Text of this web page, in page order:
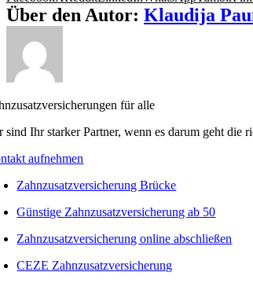
Über den Autor: Klaudija
für alle
sind Ihr starker Partner, wenn es darum geht die
aufnehmen
Zahnzusatzversicherung Brücke
Günstige Zahnzusatzversicherung ab 50
Zahnzusatzversicherung online abschließen
CEZE Zahnzusatzversicherung